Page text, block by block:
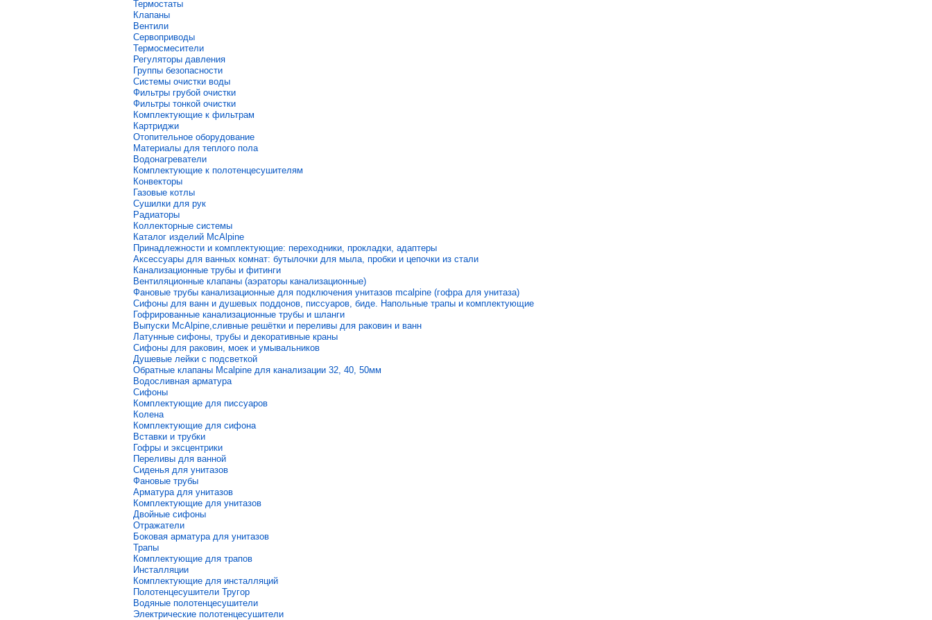
Термостаты
Клапаны
Вентили
Сервоприводы
Термосмесители
Регуляторы давления
Группы безопасности
Системы очистки воды
Фильтры грубой очистки
Фильтры тонкой очистки
Комплектующие к фильтрам
Картриджи
Отопительное оборудование
Материалы для теплого пола
Водонагреватели
Комплектующие к полотенцесушителям
Конвекторы
Газовые котлы
Сушилки для рук
Радиаторы
Коллекторные системы
Каталог изделий McAlpine
Принадлежности и комплектующие: переходники, прокладки, адаптеры
Аксессуары для ванных комнат: бутылочки для мыла, пробки и цепочки из стали
Канализационные трубы и фитинги
Вентиляционные клапаны (аэраторы канализационные)
Фановые трубы канализационные для подключения унитазов mcalpine (гофра для унитаза)
Сифоны для ванн и душевых поддонов, писсуаров, биде. Напольные трапы и комплектующие
Гофрированные канализационные трубы и шланги
Выпуски McAlpine,сливные решётки и переливы для раковин и ванн
Латунные сифоны, трубы и декоративные краны
Сифоны для раковин, моек и умывальников
Душевые лейки с подсветкой
Обратные клапаны Mcalpine для канализации 32, 40, 50мм
Водосливная арматура
Сифоны
Комплектующие для писсуаров
Колена
Комплектующие для сифона
Вставки и трубки
Гофры и эксцентрики
Переливы для ванной
Сиденья для унитазов
Фановые трубы
Арматура для унитазов
Комплектующие для унитазов
Двойные сифоны
Отражатели
Боковая арматура для унитазов
Трапы
Комплектующие для трапов
Инсталляции
Комплектующие для инсталляций
Полотенцесушители Тругор
Водяные полотенцесушители
Электрические полотенцесушители